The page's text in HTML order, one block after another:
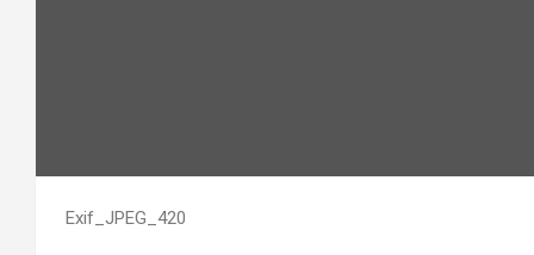
Exif_JPEG_420